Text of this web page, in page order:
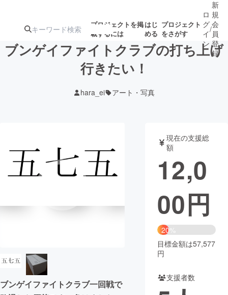
プロジェクトを掲
載するには
はじ
める
プロジェクト
をさがす
ジェクト
募集終了が近いプ
ロジェクト
音楽
テクノロジー・ガジェット ゲーム・
書籍・雑誌
チャレンジ
CAMPFIRE for Social Good
CAMPFIRE Creation
ロ
グ
イ
ン
/
新
規
会
員
登
録
ブンゲイファイトクラブの打ち上げ
行きたい！
hara_ei アート・写真
ブンゲイファイトクラブ一回戦で
現在の支援総
額
12,0
00円
20%
目標金額は57,577
円
支援者数